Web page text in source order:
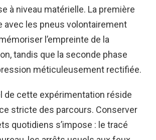
à niveau matérielle. La première
avec les pneus volontairement
l’empreinte de la
tandis que la seconde phase
méticuleusement rectifiée.
de cette expérimentation réside
stricte des parcours. Conserver
quotidiens s’impose : le tracé